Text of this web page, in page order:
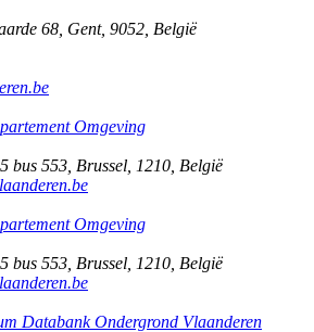
68 Gent, 9052 België
Omgeving
bus 553 Brussel 1210 België
Omgeving
bus 553 Brussel 1210 België
Databank Ondergrond Vlaanderen